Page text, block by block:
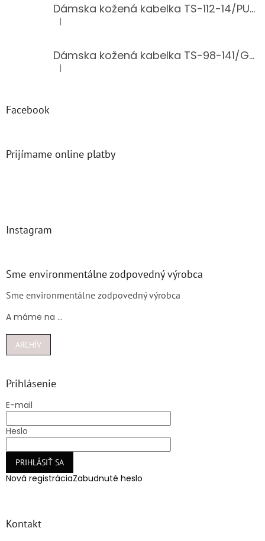
Dámska kožená kabelka TS-112-14/PUDER
Hodnotenie produktu je 5 z 5 hviezdičiek.
|
Dámska kožená kabelka TS-98-141/GOLD
Hodnotenie produktu je 5 z 5 hviezdičiek.
|
Facebook
Prijímame online platby
Instagram
Sme environmentálne zodpovedný výrobca
Sme environmentálne zodpovedný výrobca
A máme na ...
ARCHÍV
Prihlásenie
E-mail
Heslo
PRIHLÁSIŤ SA
Nová registráciaZabudnuté heslo
Kontakt